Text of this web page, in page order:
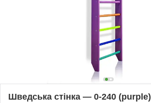
Шведська стінка — 0-240 (purple)